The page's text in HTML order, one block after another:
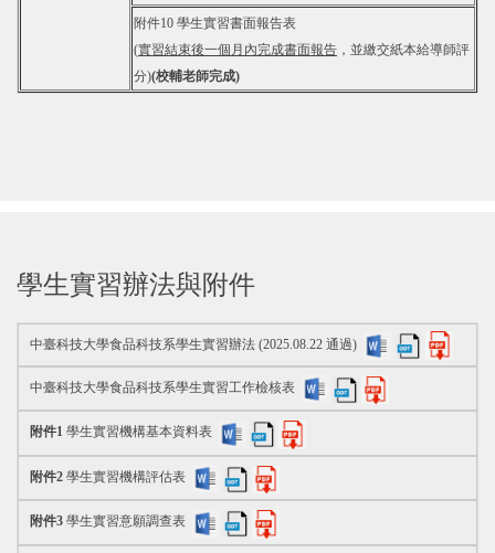
附件10 學生實習書面報告表
(實習結束後一個月內完成書面報告 ，並繳交紙本給導師評
分)(校輔老師完成)
學生實習辦法與附件
中臺科技大學食品科技系學生實習辦法 (2025.08.22 通過)
中臺科技大學食品科技系學生實習工作檢核表
附件1 學生實習機構基本資料表
附件2 學生實習機構評估表
附件3 學生實習意願調查表